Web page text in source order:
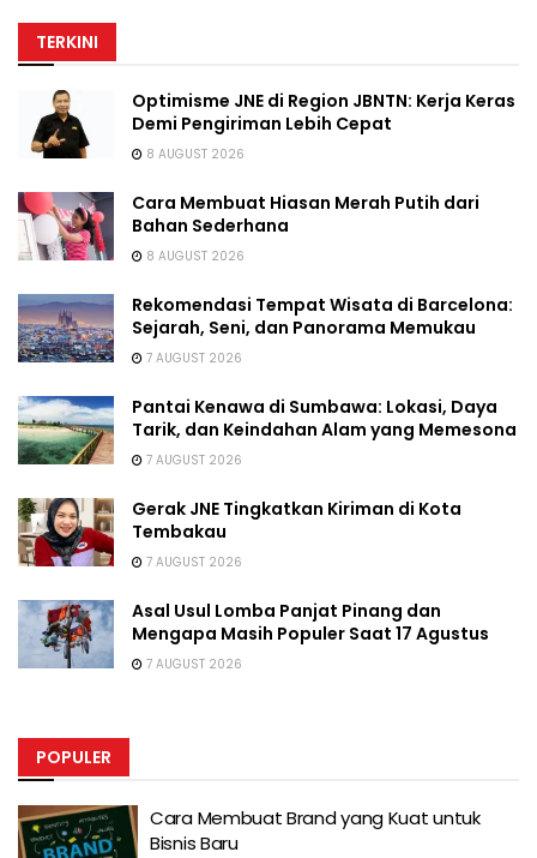
TERKINI
Optimisme JNE di Region JBNTN: Kerja Keras
Demi Pengiriman Lebih Cepat
8 AUGUST 2026
Cara Membuat Hiasan Merah Putih dari
Bahan Sederhana
8 AUGUST 2026
Rekomendasi Tempat Wisata di Barcelona:
Sejarah, Seni, dan Panorama Memukau
7 AUGUST 2026
Pantai Kenawa di Sumbawa: Lokasi, Daya
Tarik, dan Keindahan Alam yang Memesona
7 AUGUST 2026
Gerak JNE Tingkatkan Kiriman di Kota
Tembakau
7 AUGUST 2026
Asal Usul Lomba Panjat Pinang dan
Mengapa Masih Populer Saat 17 Agustus
7 AUGUST 2026
POPULER
Cara Membuat Brand yang Kuat untuk
Bisnis Baru